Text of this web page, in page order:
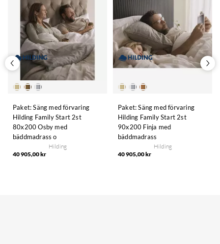
Paket: Säng med förvaring
Hilding Family Start 2st
80x200 Osby med
bäddmadrass o
Hilding
40 905,00 kr
Paket: Säng med förvaring
Hilding Family Start 2st
90x200 Finja med
bäddmadrass
Hilding
40 905,00 kr